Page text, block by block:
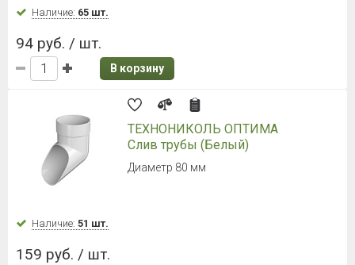
Наличие: 65 шт.
94 руб. / шт.
В корзину
ТЕХНОНИКОЛЬ ОПТИМА
Слив трубы (Белый)
Диаметр 80 мм
Наличие: 51 шт.
159 руб. / шт.